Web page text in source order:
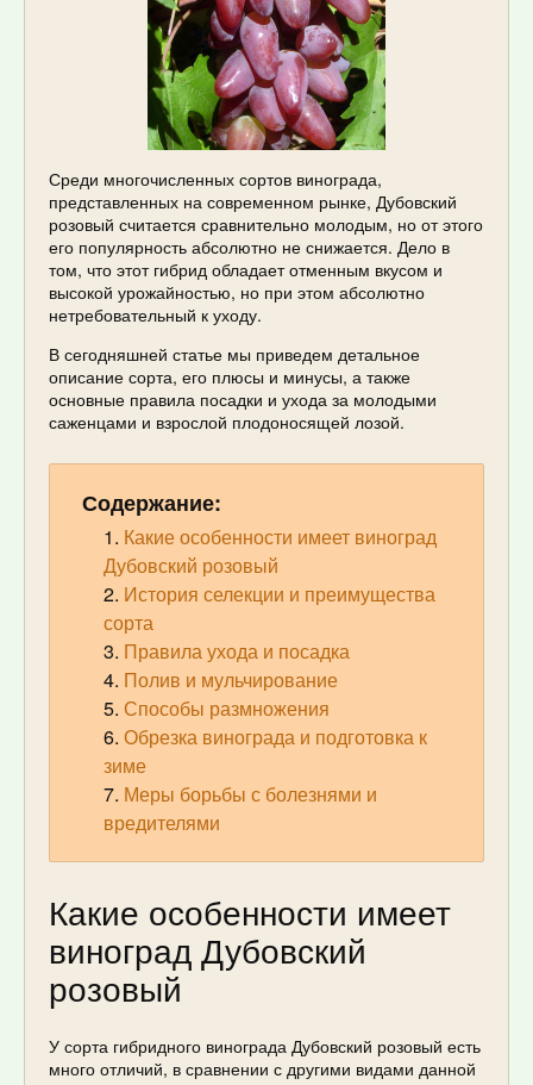
Среди многочисленных сортов винограда,
представленных на современном рынке, Дубовский
розовый считается сравнительно молодым, но от этого
его популярность абсолютно не снижается. Дело в
том, что этот гибрид обладает отменным вкусом и
высокой урожайностью, но при этом абсолютно
нетребовательный к уходу.
В сегодняшней статье мы приведем детальное
описание сорта, его плюсы и минусы, а также
основные правила посадки и ухода за молодыми
саженцами и взрослой плодоносящей лозой.
Содержание:
Какие особенности имеет виноград
Дубовский розовый
История селекции и преимущества
сорта
Правила ухода и посадка
Полив и мульчирование
Способы размножения
Обрезка винограда и подготовка к
зиме
Меры борьбы с болезнями и
вредителями
Какие особенности имеет
виноград Дубовский
розовый
У сорта гибридного винограда Дубовский розовый есть
много отличий, в сравнении с другими видами данной